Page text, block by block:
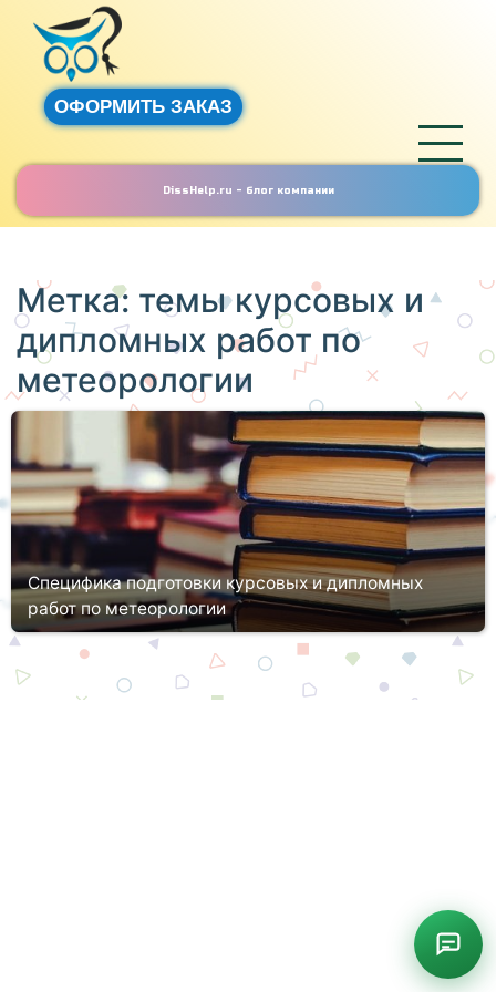
ОФОРМИТЬ ЗАКАЗ
DissHelp.ru - блог компании
Метка: темы курсовых и
дипломных работ по
метеорологии
Специфика подготовки курсовых и дипломных
работ по метеорологии
Одним из специфических и интереснейших направлений
подготовки, которое основано на сочетании естественных и
технических наук для исследования окружающей среды и